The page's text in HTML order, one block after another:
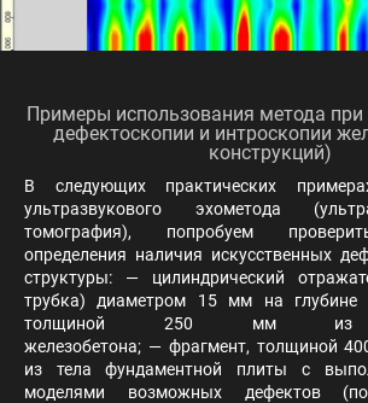
Примеры использования метода при
дефектоскопии и интроскопии
конструкций)
В следующих практических
ультразвукового эхометода
томография), попробуем
определения наличия искусственных
структуры: — цилиндрический
трубка) диаметром 15 мм на
толщиной 250 мм из
железобетона; — фрагмент, толщиной
из тела фундаментной плиты с
моделями возможных дефектов